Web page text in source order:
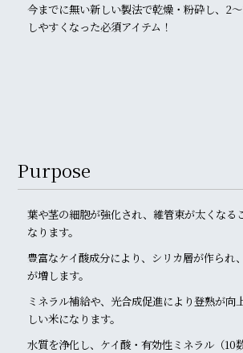
今までに無い新しい製法で乾燥・粉砕し、2
しやすくなった必須アイテム！
Purpose
葉や茎の細胞が強化され、維管束が太くなる
なります。
豊富なケイ酸成分により、シリカ層が作られ
が増します。
ミネラル補給や、光合成促進により登熟が向
しい米になります。
水質を浄化し、ケイ酸・有効性ミネラル（10